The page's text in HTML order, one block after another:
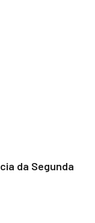
da Segunda